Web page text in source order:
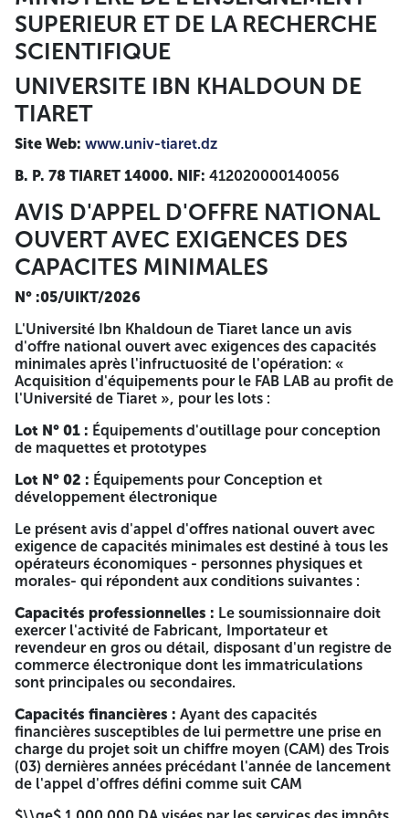
relatifs aux pouvoirs habilitant les personnes à engager
l'entreprise. - Tout document permettant d'évaluer les
capacités des candidats. (Capacités professionnelles,
Capacités financières et Capacités techniques) Copie
d'attestation de dépôt des comptes sociaux pour les
sociétés L'offre technique contient : -La déclaration à
souscrire remplie, cachetée, signée et datée. -Le cahier des
charges rempli, cacheté, signé et daté, portant à la
dernière page la mention manuscrite « Lu et accepté ». -
Une mémoire technique justificatif, signé et daté. -
Planning de livraison, d'installation et de mise en service
des équipements, cacheté, signé et daté. -Engagement
pour garantie technique des équipements cacheté, signé
et daté. - Engagement pour service après-vente cacheté,
signé et daté. - Fiche technique anonyme des équipements
et catalogues avec photos en couleur ou prospectus
détaillé pour chaque position L'offre financière contient :
La lettre de soumission jointe au cahier des charges,
remplie, cachetée, signée et datée. Le Bordereau des Prix
Unitaires (BPU) joint au cahier des charges, rempli,
cacheté, signé et daté. Le Devis Quantitatif et Estimatif
(DQE) joint au cahier des charges, rempli, cacheté, signé et
daté. Les enveloppes relatives aux dossiers de candidature
(E1), offres techniques (E2) et offres financières (E3) seront
contenues dans un anonyme (E4), sans aucune inscription
ou marque permettant l'identification du soumissionnaire,
n'ouvrir que par la commission d'ouverture des plis et
d'évaluation des offres » Avis d'appel d'offre national
/UIKT/2026 « Acquisition d'équipements pour le FAB LAB
au profit de l'Université de Tiaret » Le délai limite accordé
aux soumissionnaires pour la préparation de leurs offres est
fixé à vingt et un (21) jours à partir de la date de la première
parution du présent avis dans les organes de presse
(quotidiens nationaux et le journal électronique) ou le
BOMOP. le dépôt des offres se fera au dernier jour de la
durée de préparation des offres de huit heure (8h00) à
treize heure (13h00) au niveau vice rectorat du
développement, de la prospective et de l'orientation 5ème
étage de l'Université Ibn Khaldoun de Tiaret, en face de la
place A.I.N route d'Alger. Les soumissionnaires sont
cordialement invités à assister à l'ouverture des plis qui
aura lieu le même jour à 13h00 et au même lieu du dépôt
des offres. Les offres incomplètes ou non conformes aux
spécifications du cahier des charges sont considérées
comme nulles et rejetées par la commission compétente.
SUPERIEUR ET DE LA RECHERCHE
SCIENTIFIQUE
UNIVERSITE IBN KHALDOUN DE
TIARET
Site Web: www.univ-tiaret.dz
B. P. 78 TIARET 14000. NIF: 412020000140056
AVIS D'APPEL D'OFFRE NATIONAL
OUVERT AVEC EXIGENCES DES
CAPACITES MINIMALES
N° :05/UIKT/2026
L'Université Ibn Khaldoun de Tiaret lance un avis
d'offre national ouvert avec exigences des capacités
minimales après l'infructuosité de l'opération: «
Acquisition d'équipements pour le FAB LAB au profit de
l'Université de Tiaret », pour les lots :
Lot N° 01 : Équipements d'outillage pour conception
de maquettes et prototypes
Lot N° 02 : Équipements pour Conception et
développement électronique
Le présent avis d'appel d'offres national ouvert avec
exigence de capacités minimales est destiné à tous les
opérateurs économiques - personnes physiques et
morales- qui répondent aux conditions suivantes :
Capacités professionnelles : Le soumissionnaire doit
exercer l'activité de Fabricant, Importateur et
revendeur en gros ou détail, disposant d'un registre de
commerce électronique dont les immatriculations
sont principales ou secondaires.
Capacités financières : Ayant des capacités
financières susceptibles de lui permettre une prise en
charge du projet soit un chiffre moyen (CAM) des Trois
(03) dernières années précédant l'année de lancement
de l'appel d'offres défini comme suit CAM